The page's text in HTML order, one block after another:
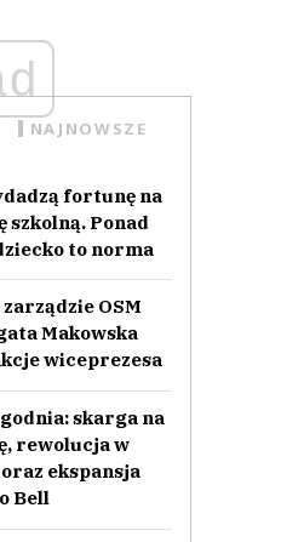
NAJNOWSZE
fortunę na
szkolną. Ponad
to norma
OSM
Makowska
wiceprezesa
skarga na
rewolucja w
ekspansja
Bell